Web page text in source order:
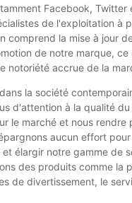
Facebook, Twitter
de l'exploitation à
comprend la mise à jour
de notre marque, ce
notoriété accrue de la
la société
d'attention à la qualité du
le marché et nous rendre
aucun effort pour
élargir notre gamme de
des produits comme la
de divertissement, le